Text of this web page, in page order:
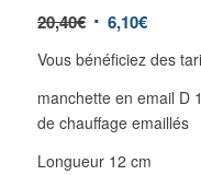
20,40€ 6,10€
Vous bénéficiez des
manchette en email D
de chauffage emaillés
Longueur 12 cm